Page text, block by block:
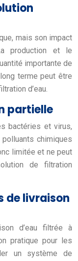
mais son impact
production et le
importante de
terme peut être
d’eau.
partielle
bactéries et virus,
chimiques
limitée et ne peut
de filtration
de livraison
d’eau filtrée à
pratique pour les
un système de